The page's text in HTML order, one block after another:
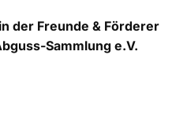
der Freunde & Förderer
Sammlung e.V.